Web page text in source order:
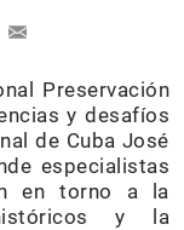
Preservación
y desafíos
de Cuba José
especialistas
en torno a la
y la